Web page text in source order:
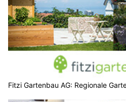
Fitzi Gartenbau AG: Regionale